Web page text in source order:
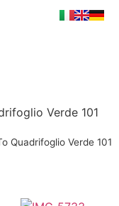
Verde 101
Quadrifoglio Verde 101